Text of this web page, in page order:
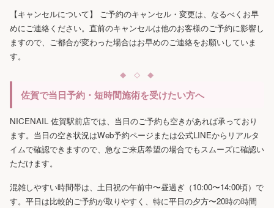
【キャンセルについて】 ご予約のキャンセル・変更は、なるべくお早
めにご連絡ください。直前のキャンセルは他のお客様のご予約に影響し
ますので、ご都合が変わった場合はお早めのご連絡をお願いしていま
す。
佐賀で当日予約・短時間施術を受けたい方へ
NICENAIL 佐賀駅前店では、当日のご予約も空きがあれば承っており
ます。当日の空き状況はWeb予約ページまたは公式LINEからリアルタ
イムで確認できますので、急なご来店希望の場合でもスムーズに確認い
ただけます。
混雑しやすい時間帯は、土日祝の午前中〜昼過ぎ（10:00〜14:00頃）で
す。平日は比較的ご予約が取りやすく、特に平日の夕方〜20時の時間